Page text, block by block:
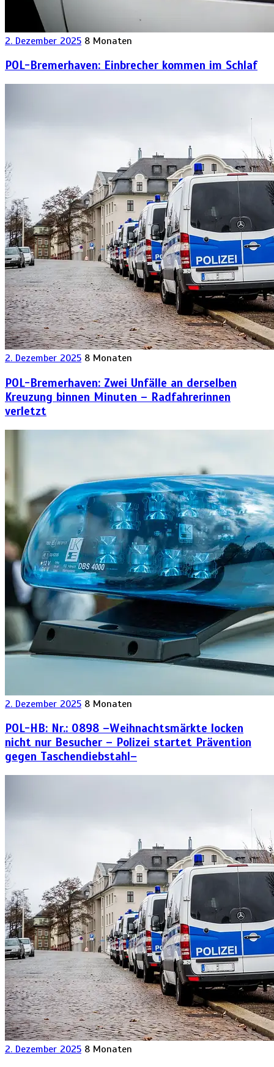
2. Dezember 2025 8 Monaten
POL-Bremerhaven: Einbrecher kommen im Schlaf
2. Dezember 2025 8 Monaten
POL-Bremerhaven: Zwei Unfälle an derselben
Kreuzung binnen Minuten – Radfahrerinnen
verletzt
2. Dezember 2025 8 Monaten
POL-HB: Nr.: 0898 –Weihnachtsmärkte locken
nicht nur Besucher – Polizei startet Prävention
gegen Taschendiebstahl–
2. Dezember 2025 8 Monaten